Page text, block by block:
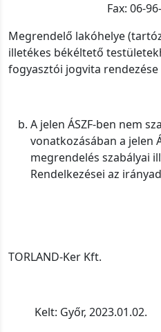
Fax: 06-
Megrendelő lakóhelye
illetékes békéltető
fogyasztói jogvita
A jelen ÁSZF-ben nem
vonatkozásában a jelen
megrendelés szabályai
Rendelkezései az
TORLAND-Ker Kft.
Kelt: Győr, 2023.01.02.